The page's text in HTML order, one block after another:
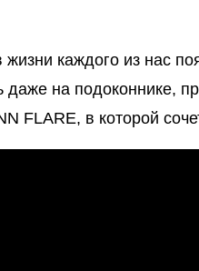
каждого из нас
даже на подоконнике,
FLARE, в которой